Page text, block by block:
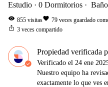
Estudio 0 Dormitorios
visibility 855 visitasfavorite 79 veces guardado
ios_share 3 veces compartido
Propiedad verificada
Verificado el 24 ene
Nuestro equipo ha
exactamente lo que ves